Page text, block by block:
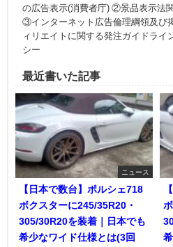
の広告表示(消費者庁) ②景品表示法
③インターネット広告倫理綱領及び
ィリエイトに関する発注ガイドラ
シー
最近書いた記事
ニュース
【日本で数台】ポルシェ718
ボクスターに245/35R20・
305/30R20を装着｜日本でも
希少なワイド仕様とは(3回